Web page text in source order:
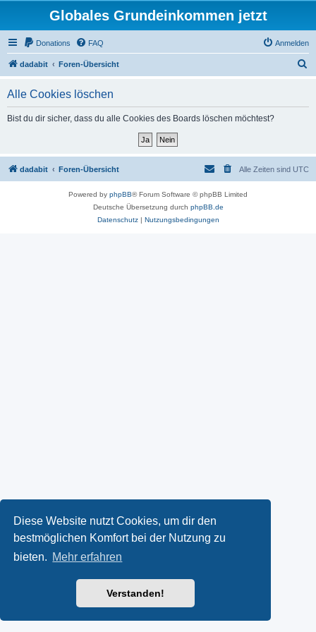
Diese Website nutzt Cookies, um dir den
bestmöglichen Komfort bei der Nutzung zu
bieten. Mehr erfahren
Verstanden!
Globales Grundeinkommen jetzt
Donations FAQ Anmelden
dadabit Foren-Übersicht
Alle Cookies löschen
Bist du dir sicher, dass du alle Cookies des Boards löschen möchtest?
dadabit Foren-Übersicht Alle Zeiten sind UTC
Powered by phpBB® Forum Software © phpBB Limited
Deutsche Übersetzung durch phpBB.de
Datenschutz| Nutzungsbedingungen